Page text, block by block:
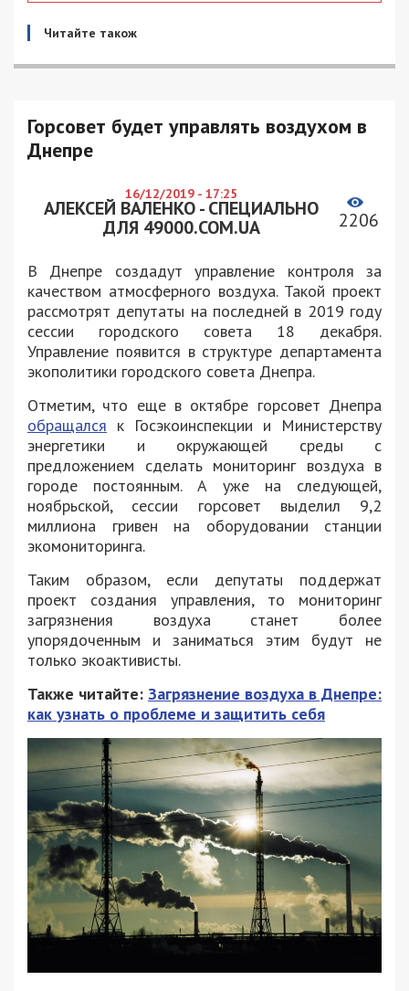
Читайте також
Горсовет будет управлять воздухом в
Днепре
16/12/2019 - 17:25
АЛЕКСЕЙ ВАЛЕНКО - СПЕЦИАЛЬНО
ДЛЯ 49000.COM.UA
2206
В Днепре создадут управление контроля за
качеством атмосферного воздуха. Такой проект
рассмотрят депутаты на последней в 2019 году
сессии городского совета 18 декабря.
Управление появится в структуре департамента
экополитики городского совета Днепра.
Отметим, что еще в октябре горсовет Днепра
обращался к Госэкоинспекции и Министерству
энергетики и окружающей среды с
предложением сделать мониторинг воздуха в
городе постоянным. А уже на следующей,
ноябрьской, сессии горсовет выделил 9,2
миллиона гривен на оборудовании станции
экомониторинга.
Таким образом, если депутаты поддержат
проект создания управления, то мониторинг
загрязнения воздуха станет более
упорядоченным и заниматься этим будут не
только экоактивисты.
Также читайте: Загрязнение воздуха в Днепре:
как узнать о проблеме и защитить себя